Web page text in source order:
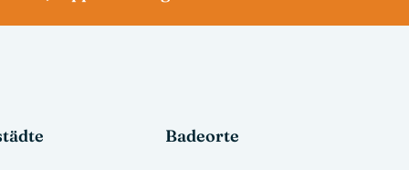
Badeorte